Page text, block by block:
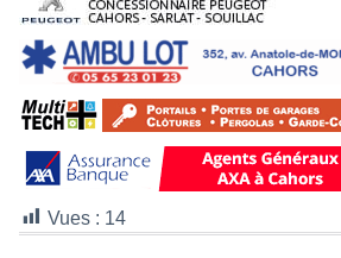
Vues : 14